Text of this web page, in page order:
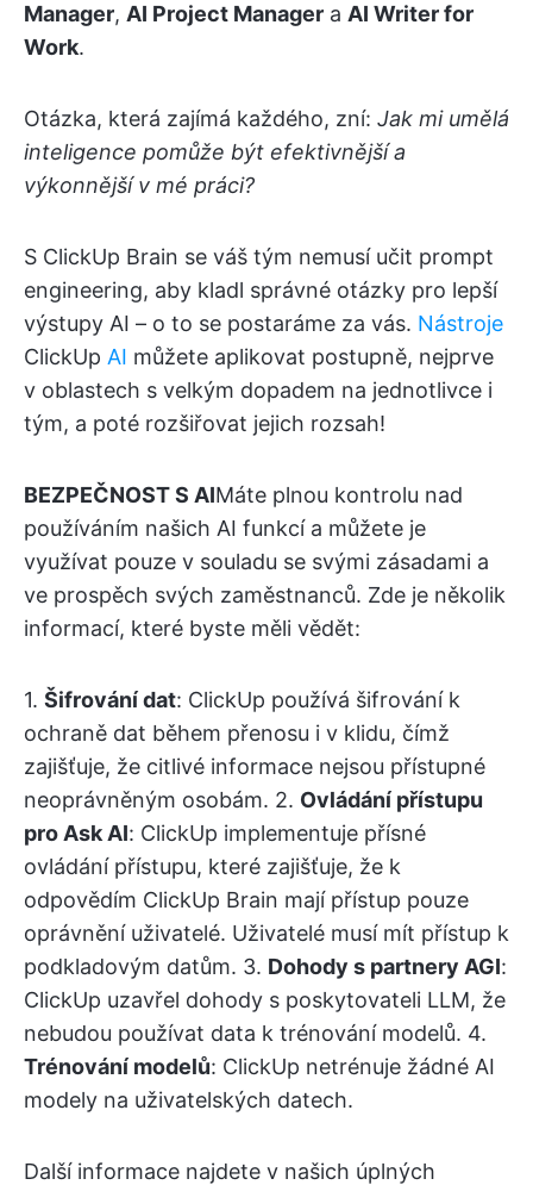
Manager, AI Project Manager a AI Writer for
Work.
Otázka, která zajímá každého, zní: Jak mi umělá
inteligence pomůže být efektivnější a
výkonnější v mé práci?
S ClickUp Brain se váš tým nemusí učit prompt
engineering, aby kladl správné otázky pro lepší
výstupy AI – o to se postaráme za vás. Nástroje
ClickUp AI můžete aplikovat postupně, nejprve
v oblastech s velkým dopadem na jednotlivce i
tým, a poté rozšiřovat jejich rozsah!
BEZPEČNOST S AIMáte plnou kontrolu nad
používáním našich AI funkcí a můžete je
využívat pouze v souladu se svými zásadami a
ve prospěch svých zaměstnanců. Zde je několik
informací, které byste měli vědět:
1. Šifrování dat: ClickUp používá šifrování k
ochraně dat během přenosu i v klidu, čímž
zajišťuje, že citlivé informace nejsou přístupné
neoprávněným osobám. 2. Ovládání přístupu
pro Ask AI: ClickUp implementuje přísné
ovládání přístupu, které zajišťuje, že k
odpovědím ClickUp Brain mají přístup pouze
oprávnění uživatelé. Uživatelé musí mít přístup k
podkladovým datům. 3. Dohody s partnery AGI:
ClickUp uzavřel dohody s poskytovateli LLM, že
nebudou používat data k trénování modelů. 4.
Trénování modelů: ClickUp netrénuje žádné AI
modely na uživatelských datech.
Další informace najdete v našich úplných